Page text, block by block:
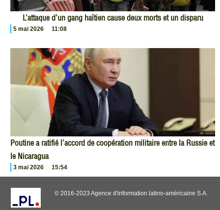
L’attaque d’un gang haïtien cause deux morts et un disparu
5 mai 2026 11:08
Poutine a ratifié l’accord de coopération militaire entre la Russie et
le Nicaragua
3 mai 2026 15:54
© 2016-2023 Agence d'information latino-américaine S.A.